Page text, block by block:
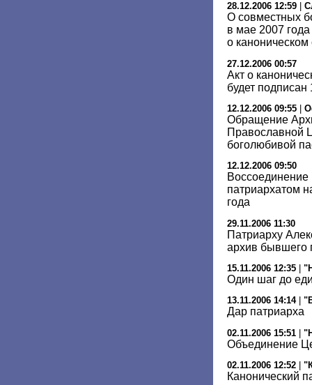
28.12.2006 12:59
О совместных
в мае 2007
о
27.12.2006 00:57
Акт о
будет
12.12.2006 09:55
Обращение
Православной
боголюбивой
12.12.2006 09:50
патриархатом
года
29.11.2006 11:30
Патриарху
архив
15.11.2006 12:35
Один шаг до
13.11.2006 14:14|
Дар патриарха
02.11.2006 15:51
Объединение
02.11.2006 12:52
Канонический